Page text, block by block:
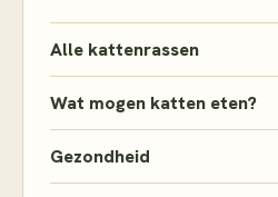
Alle kattenrassen
Wat mogen katten eten?
Gezondheid